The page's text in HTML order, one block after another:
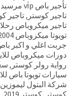
تأجير باص vi̇p مرسيدس سبرنتر
تاجير كوستر ,تاجير
تاجير ميكروباص
تويوتا ميكروباص 2004
جربت اغلي و اكبر
دورات ميكروباص
رواية رولر كوستر ,
سيارات تويوتا باص
شركة البتول